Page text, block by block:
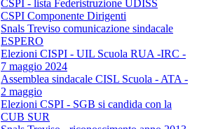
CSPI - lista Federistruzione UDISS
CSPI Componente Dirigenti
Snals Treviso comunicazione sindacale
ESPERO
Elezioni CISPI - UIL Scuola RUA -IRC -
7 maggio 2024
Assemblea sindacale CISL Scuola - ATA -
2 maggio
Elezioni CSPI - SGB si candida con la
CUB SUR